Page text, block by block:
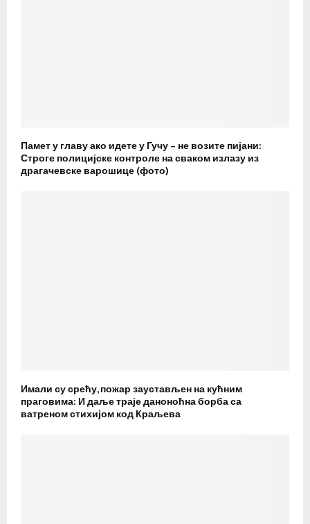
Памет у главу ако идете у Гучу – не возите пијани:
Строге полицијске контроле на сваком излазу из
драгачевске варошице (фото)
Имали су срећу, пожар заустављен на кућним
праговима: И даље траје даноноћна борба са
ватреном стихијом код Краљева